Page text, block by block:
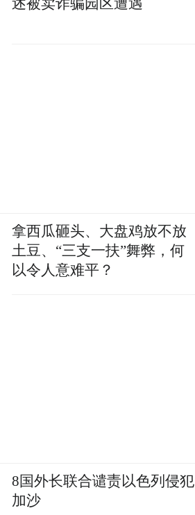
述被卖诈骗园区遭遇
拿西瓜砸头、大盘鸡放不放
土豆、“三支一扶”舞弊，何
以令人意难平？
8国外长联合谴责以色列侵犯
加沙